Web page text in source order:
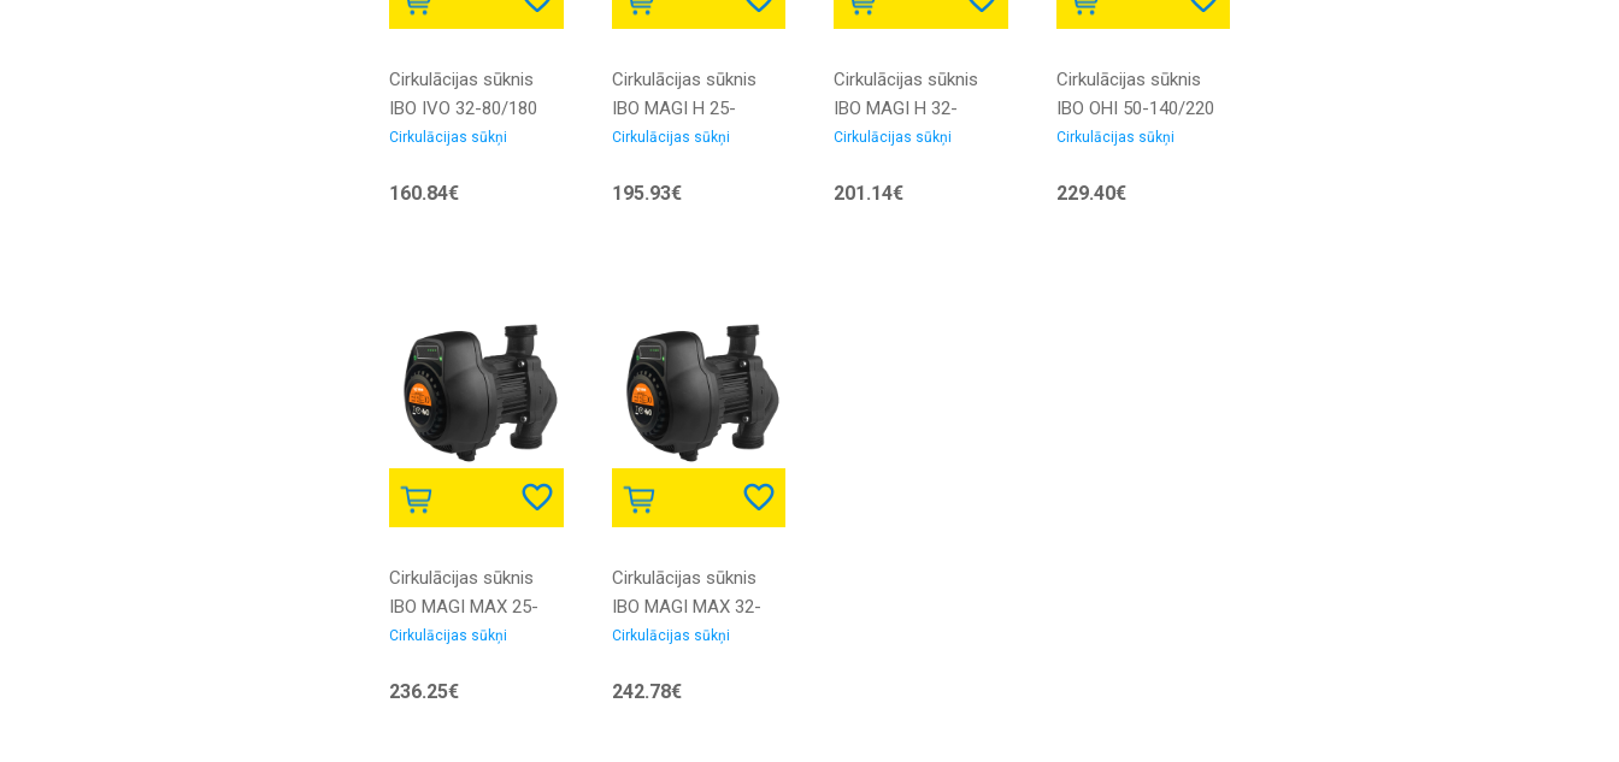
Cirkulācijas sūknis
IBO IVO 32-80/180
Cirkulācijas sūkņi
160.84€
Cirkulācijas sūknis
IBO MAGI H 25-
120/180
skrūvēm
Cirkulācijas sūkņi
195.93€
Cirkulācijas sūknis
IBO MAGI H 32-
120/180
skrūvēm
Cirkulācijas sūkņi
201.14€
Cirkulācijas sūknis
IBO OHI 50-140/220
DN50
Cirkulācijas sūkņi
229.40€
Cirkulācijas sūknis
IBO MAGI MAX 25-
100/180
skrūvēm
Cirkulācijas sūkņi
236.25€
Cirkulācijas sūknis
IBO MAGI MAX 32-
100/180
skrūvēm
Cirkulācijas sūkņi
242.78€